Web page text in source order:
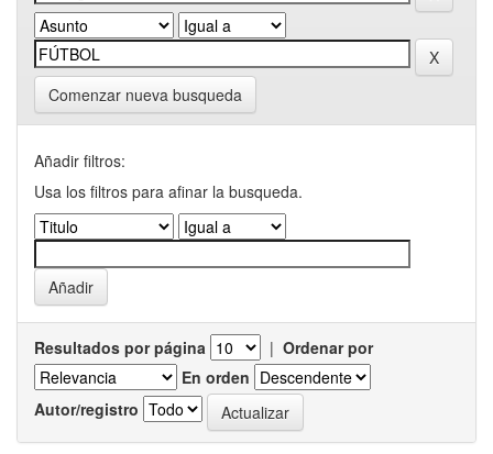
Comenzar nueva busqueda
Añadir filtros:
Usa los filtros para afinar la busqueda.
Resultados por página | Ordenar por
En orden
Autor/registro